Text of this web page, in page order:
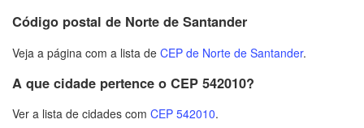
Código postal de Norte de Santander
Veja a página com a lista de CEP de Norte de Santander.
A que cidade pertence o CEP 542010?
Ver a lista de cidades com CEP 542010.